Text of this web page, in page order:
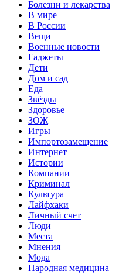
Болезни и лекарства
В мире
В России
Вещи
Военные новости
Гаджеты
Дети
Дом и сад
Еда
Звёзды
Здоровье
ЗОЖ
Игры
Импортозамещение
Интернет
Истории
Компании
Криминал
Культура
Лайфхаки
Личный счет
Люди
Места
Мнения
Мода
Народная медицина